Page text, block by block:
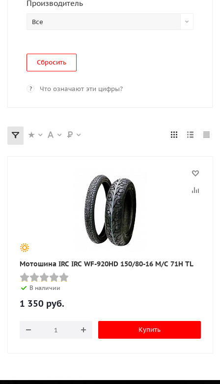
Производитель
Все
Сбросить
? Что означают эти цифры?
Мотошина IRC IRC WF-920HD 150/80-16 M/C 71H TL
В наличии
1 350 руб.
Купить